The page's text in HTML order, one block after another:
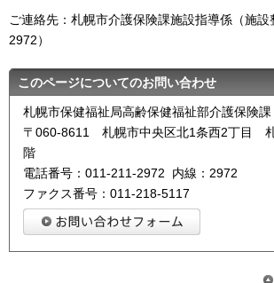
ご連絡先：札幌市介護保険課施設指導係（施
2972）
このページについてのお問い合わせ
札幌市保健福祉局高齢保健福祉部介護保険課
〒060-8611 札幌市中央区北1条西2丁目
階
電話番号：011-211-2972 内線：2972
ファクス番号：011-218-5117